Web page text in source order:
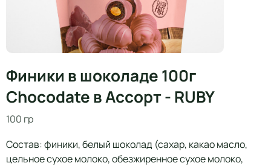
Финики в шоколаде 100г
Chocodate в Ассорт - RUBY
100 гр
Состав: финики, белый шоколад (сахар, какао масло,
цельное сухое молоко, обезжиренное сухое молоко,